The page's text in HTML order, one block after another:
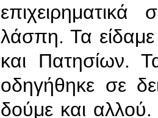
λάσπη. Τα
και Πατησίων.
οδηγήθηκε σε
δούμε και αλλού.